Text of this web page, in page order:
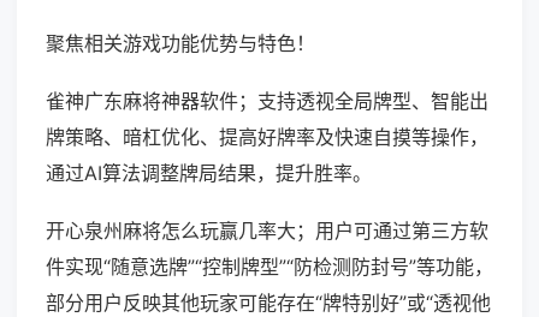
聚焦相关游戏功能优势与特色！
雀神广东麻将神器软件；支持透视全局牌型、智能出
牌策略、暗杠优化、提高好牌率及快速自摸等操作，
通过AI算法调整牌局结果，提升胜率。
开心泉州麻将怎么玩赢几率大；用户可通过第三方软
件实现“随意选牌”“控制牌型”“防检测防封号”等功能，
部分用户反映其他玩家可能存在“牌特别好”或“透视他